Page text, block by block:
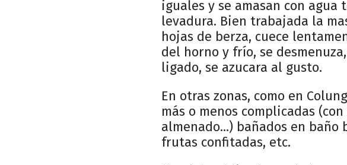
iguales y se amasan con
levadura. Bien trabajada la
hojas de berza, cuece
del horno y frío, se
ligado, se azucara al gusto.
En otras zonas, como en
más o menos complicadas
almenado...) bañados en
frutas confitadas, etc.